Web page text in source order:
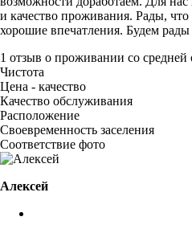
и качество проживания. Рады, что
хорошие впечатления. Будем рады
1 отзыв о проживании со средней
Чистота
Цена - качество
Качество обслуживания
Расположение
Своевременность заселения
Соответствие фото
Алексей